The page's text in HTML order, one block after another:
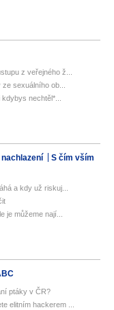
z veřejného ž...
sexuálního ob...
nechtěl*...
S čím vším
a kdy už riskuj...
je můžeme nají...
ptáky v ČR?
elitním hackerem ...